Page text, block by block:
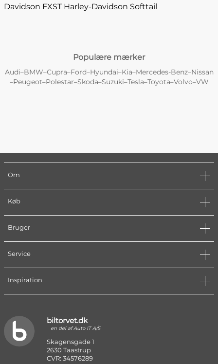
Davidson FXST Harley-Davidson Softtail
Populære mærker
Audi–BMW–Cupra–Ford–Hyundai–Kia–Mercedes-Benz–Nissan
–Peugeot–Polestar–Skoda–Suzuki–Tesla–Toyota–Volvo–VW
Om
Køb
Bruger
Service
Inspiration
biltorvet.dk
en del af Auto IT A/S
Skagensgade 1
2630 Taastrup
CVR: 34576289